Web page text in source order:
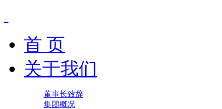
首 页
关于我们
董事长致辞
集团概况